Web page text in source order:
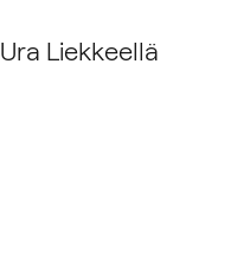
Ura Liekkeellä